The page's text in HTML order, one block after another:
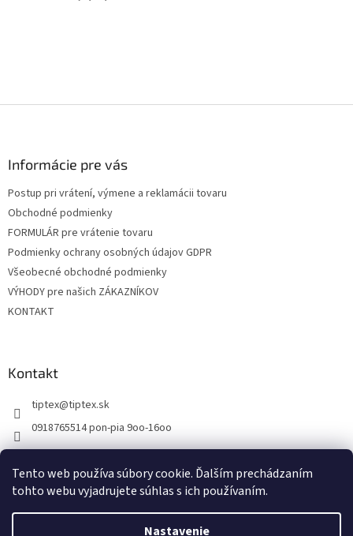
Tento web používa súbory cookie. Ďalším prechádzaním
tohto webu vyjadrujete súhlas s ich používaním.
Nastavenie
Informácie pre vás
Postup pri vrátení, výmene a reklamácii tovaru
Obchodné podmienky
FORMULÁR pre vrátenie tovaru
Podmienky ochrany osobných údajov GDPR
Všeobecné obchodné podmienky
VÝHODY pre našich ZÁKAZNÍKOV
KONTAKT
Kontakt
tiptex@tiptex.sk
0918765514 pon-pia 9oo-16oo